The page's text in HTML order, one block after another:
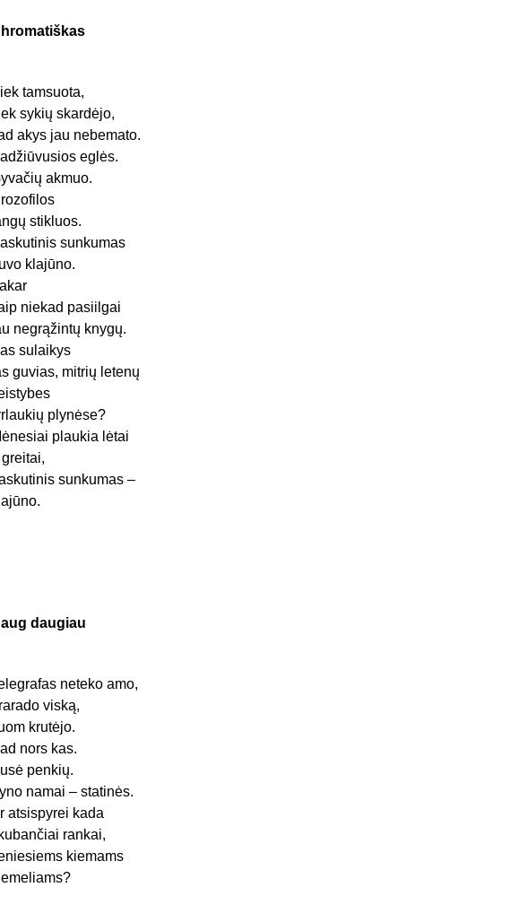
tamsuota,
sykių skardėjo,
akys jau nebemato.
eglės.
akmuo.
stikluos.
sunkumas
klajūno.
niekad pasiilgai
negrąžintų knygų.
sulaikys
guvias, mitrių letenų
plynėse?
plaukia lėtai
greitai,
sunkumas –
daugiau
neteko amo,
viską,
krutėjo.
nors kas.
penkių.
namai – statinės.
atsispyrei kada
rankai,
kiemams